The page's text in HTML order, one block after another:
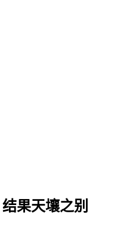
果天壤之别